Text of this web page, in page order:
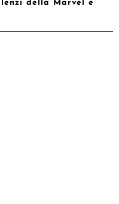
della Marvel e